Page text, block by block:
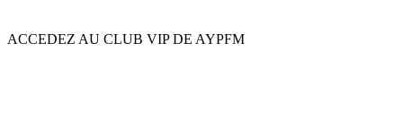
ACCEDEZ AU CLUB VIP DE AYPFM